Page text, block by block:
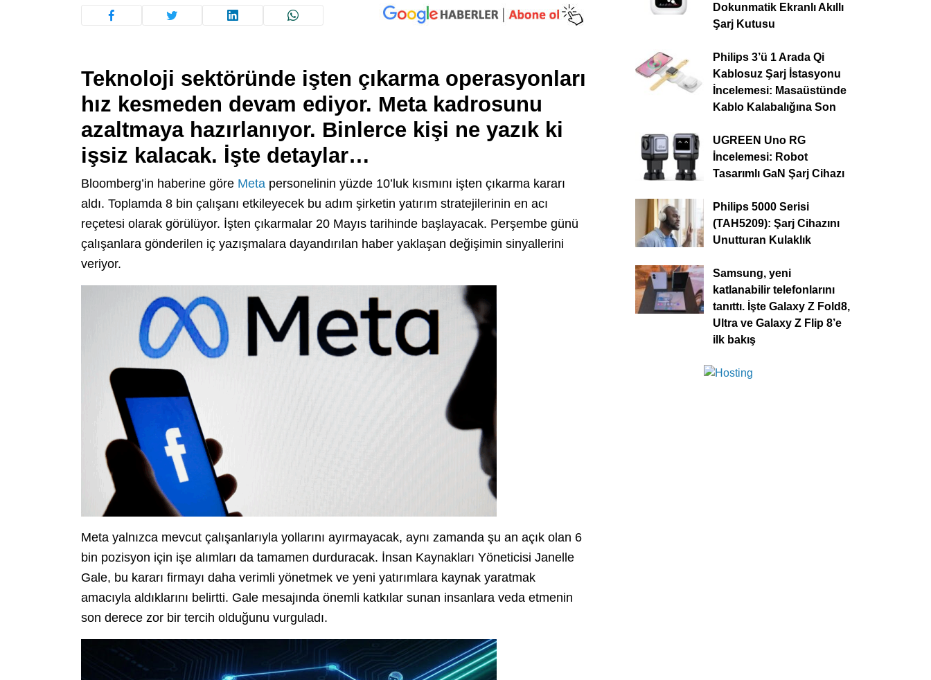
Teknoloji sektöründe işten çıkarma operasyonları
hız kesmeden devam ediyor. Meta kadrosunu
azaltmaya hazırlanıyor. Binlerce kişi ne yazık ki
işsiz kalacak. İşte detaylar…
Bloomberg’in haberine göre Meta personelinin yüzde 10’luk kısmını işten çıkarma kararı
aldı. Toplamda 8 bin çalışanı etkileyecek bu adım şirketin yatırım stratejilerinin en acı
reçetesi olarak görülüyor. İşten çıkarmalar 20 Mayıs tarihinde başlayacak. Perşembe günü
çalışanlara gönderilen iç yazışmalara dayandırılan haber yaklaşan değişimin sinyallerini
veriyor.
Meta yalnızca mevcut çalışanlarıyla yollarını ayırmayacak, aynı zamanda şu an açık olan 6
bin pozisyon için işe alımları da tamamen durduracak. İnsan Kaynakları Yöneticisi Janelle
Gale, bu kararı firmayı daha verimli yönetmek ve yeni yatırımlara kaynak yaratmak
amacıyla aldıklarını belirtti. Gale mesajında önemli katkılar sunan insanlara veda etmenin
son derece zor bir tercih olduğunu vurguladı.
Dokunmatik Ekranlı Akıllı
Şarj Kutusu
Philips 3’ü 1 Arada Qi
Kablosuz Şarj İstasyonu
İncelemesi: Masaüstünde
Kablo Kalabalığına Son
UGREEN Uno RG
İncelemesi: Robot
Tasarımlı GaN Şarj Cihazı
Philips 5000 Serisi
(TAH5209): Şarj Cihazını
Unutturan Kulaklık
Samsung, yeni
katlanabilir telefonlarını
tanıttı. İşte Galaxy Z Fold8,
Ultra ve Galaxy Z Flip 8’e
ilk bakış